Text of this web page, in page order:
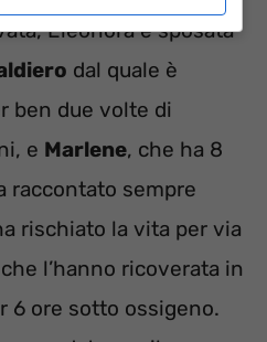
Eleonora è sposata
dal quale è
ben due volte di
e Marlene, che ha 8
raccontato sempre
rischiato la vita per via
l’hanno ricoverata in
6 ore sotto ossigeno.